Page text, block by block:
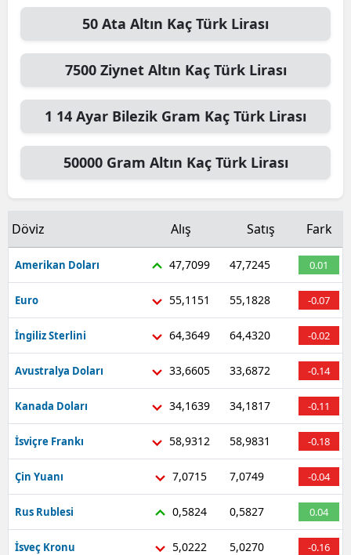
50 Ata Altın Kaç Türk Lirası
7500 Ziynet Altın Kaç Türk Lirası
1 14 Ayar Bilezik Gram Kaç Türk Lirası
50000 Gram Altın Kaç Türk Lirası
Döviz Alış Satış Fark
Amerikan Doları 47,7099 47,7245 0.01
Euro 55,1151 55,1828 -0.07
İngiliz Sterlini 64,3649 64,4320 -0.02
Avustralya Doları 33,6605 33,6872 -0.14
Kanada Doları 34,1639 34,1817 -0.11
İsviçre Frankı 58,9312 58,9831 -0.18
Çin Yuanı 7,0715 7,0749 -0.04
Rus Rublesi 0,5824 0,5827 0.04
İsveç Kronu 5,0222 5,0270 -0.16